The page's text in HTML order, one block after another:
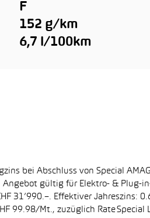
F
152 g/km
6,7 l/100km
bei Abschluss von Special
Angebot gültig für Elektro- & Plug-
31’990.–. Effektiver Jahreszins:
99.98/Mt., zuzüglich Rate